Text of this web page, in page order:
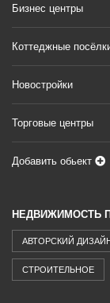
Бизнес центры
Коттеджные
Новостройки
Торговые центры
Добавить обьект
НЕДВИЖИМОСТЬ
АВТОРСКИЙ
СТРОИТЕЛЬНОЕ